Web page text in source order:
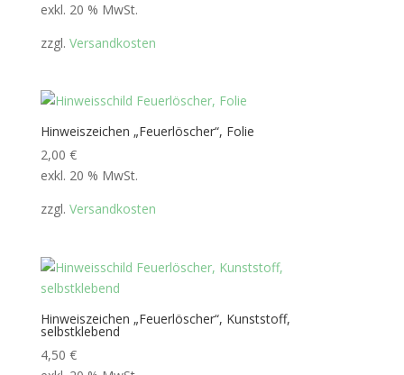
exkl. 20 % MwSt.
zzgl. Versandkosten
Hinweiszeichen „Feuerlöscher“, Folie
2,00 €
exkl. 20 % MwSt.
zzgl. Versandkosten
Hinweiszeichen „Feuerlöscher“, Kunststoff,
selbstklebend
4,50 €